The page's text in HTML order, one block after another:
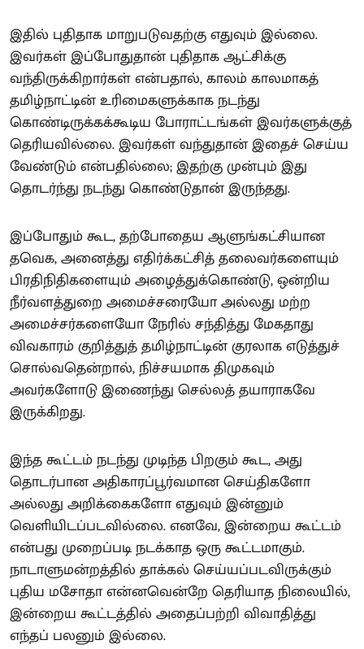
இதில் புதிதாக மாறுபடுவதற்கு எதுவும் இல்லை.
இவர்கள் இப்போதுதான் புதிதாக ஆட்சிக்கு
வந்திருக்கிறார்கள் என்பதால், காலம் காலமாகத்
தமிழ்நாட்டின் உரிமைகளுக்காக நடந்து
கொண்டிருக்கக்கூடிய போராட்டங்கள் இவர்களுக்குத்
தெரியவில்லை. இவர்கள் வந்துதான் இதைச் செய்ய
வேண்டும் என்பதில்லை; இதற்கு முன்பும் இது
தொடர்ந்து நடந்து கொண்டுதான் இருந்தது.
இப்போதும் கூட, தற்போதைய ஆளுங்கட்சியான
தவெக, அனைத்து எதிர்க்கட்சித் தலைவர்களையும்
பிரதிநிதிகளையும் அழைத்துக்கொண்டு, ஒன்றிய
நீர்வளத்துறை அமைச்சரையோ அல்லது மற்ற
அமைச்சர்களையோ நேரில் சந்தித்து மேகதாது
விவகாரம் குறித்துத் தமிழ்நாட்டின் குரலாக எடுத்துச்
சொல்வதென்றால், நிச்சயமாக திமுகவும்
அவர்களோடு இணைந்து செல்லத் தயாராகவே
இருக்கிறது.
இந்த கூட்டம் நடந்து முடிந்த பிறகும் கூட, அது
தொடர்பான அதிகாரப்பூர்வமான செய்திகளோ
அல்லது அறிக்கைகளோ எதுவும் இன்னும்
வெளியிடப்படவில்லை. எனவே, இன்றைய கூட்டம்
என்பது முறைப்படி நடக்காத ஒரு கூட்டமாகும்.
நாடாளுமன்றத்தில் தாக்கல் செய்யப்படவிருக்கும்
புதிய மசோதா என்னவென்றே தெரியாத நிலையில்,
இன்றைய கூட்டத்தில் அதைப்பற்றி விவாதித்து
எந்தப் பலனும் இல்லை.